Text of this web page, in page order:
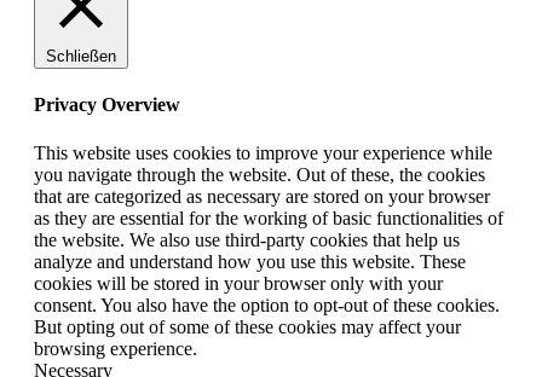
Schließen
Privacy Overview
This website uses cookies to improve your experience while
you navigate through the website. Out of these, the cookies
that are categorized as necessary are stored on your browser
as they are essential for the working of basic functionalities of
the website. We also use third-party cookies that help us
analyze and understand how you use this website. These
cookies will be stored in your browser only with your
consent. You also have the option to opt-out of these cookies.
But opting out of some of these cookies may affect your
browsing experience.
Necessary